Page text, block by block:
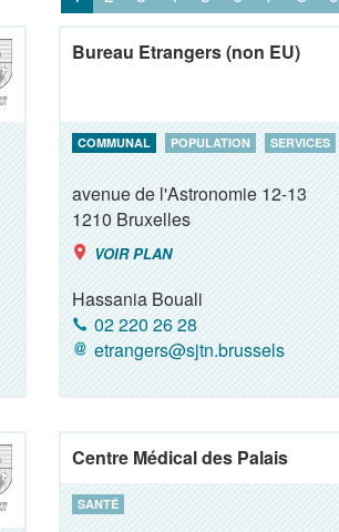
Bureau Etrangers (non EU)
COMMUNAL POPULATION SERVICES
avenue de l'Astronomie 12-13
1210Bruxelles
VOIR PLAN
Hassania Bouali
02 220 26 28
etrangers@sjtn.brussels
Centre Médical des Palais
SANTÉ